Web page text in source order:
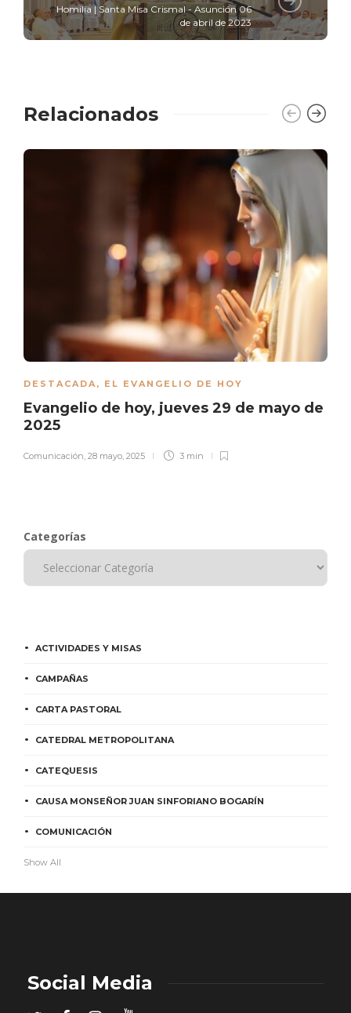
Homilía | Santa Misa Crismal - Asunción 06
de abril de 2023
Relacionados
DESTACADA, EL EVANGELIO DE HOY
Evangelio de hoy, jueves 29 de mayo de
2025
Comunicación, 28 mayo, 2025 3 min
Categorías
ACTIVIDADES Y MISAS
CAMPAÑAS
CARTA PASTORAL
CATEDRAL METROPOLITANA
CATEQUESIS
CAUSA MONSEÑOR JUAN SINFORIANO BOGARÍN
COMUNICACIÓN
Show All
Social Media